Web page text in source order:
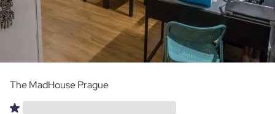
The MadHouse Prague